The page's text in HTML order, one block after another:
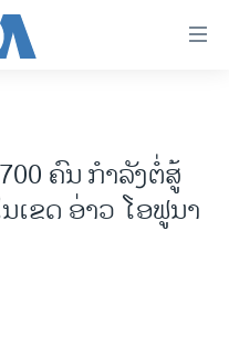
ຄົນ ກຳລັງຕໍ່ສູ້
ເຂດ ອ່າວ ໂອຟູນາ